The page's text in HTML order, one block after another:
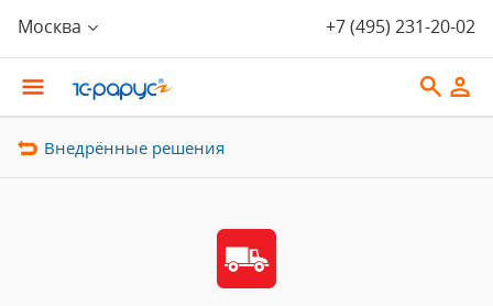
Москва +7 (495) 231-20-02
Внедрённые решения